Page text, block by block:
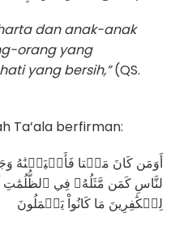
dan anak-anak
orang yang
yang bersih,”(QS.
Ta’ala berfirman:
أَوَمَن كَانَ مَيۡتا فَأَحۡيَيۡنَٰهُ
لنَّاسِ كَمَن مَّثَلُهُۥ فِي
لِلۡكَٰفِرِينَ مَا كَانُواْ يَعۡمَلُونَ